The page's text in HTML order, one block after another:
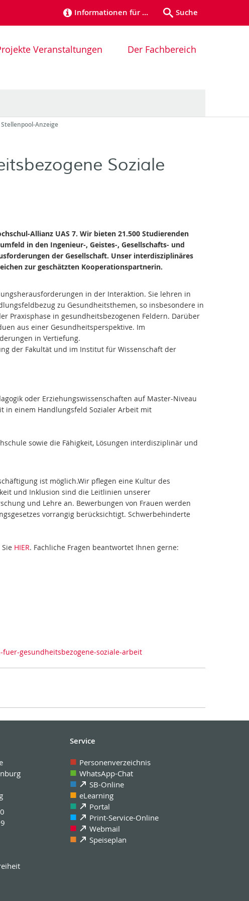
Informationen für … Suche
Veranstaltungen Der Fachbereich
Stellenpool-Anzeige
Soziale
Allianz UAS 7. Wir bieten 21.500 Studierenden
in den Ingenieur-, Geistes-, Gesellschafts- und
der Gesellschaft. Unser interdisziplinäres
zur geschätzten Kooperationspartnerin.
in der Interaktion. Sie lehren in
zu Gesundheitsthemen, so insbesondere in
Praxisphase in gesundheitsbezogenen Feldern. Darüber
aus einer Gesundheitsperspektive. Im
in Vertiefung.
der Fakultät und im Institut für Wissenschaft der
oder Erziehungswissenschaften auf Master-Niveau
in einem Handlungsfeld Sozialer Arbeit mit
sowie die Fähigkeit, Lösungen interdisziplinär und
ist möglich.Wir pflegen eine Kultur des
und Inklusion sind die Leitlinien unserer
und Lehre an. Bewerbungen von Frauen werden
vorrangig berücksichtigt. Schwerbehinderte
HIER. Fachliche Fragen beantwortet Ihnen gerne:
gesundheitsbezogene-soziale-arbeit
Service
Personenverzeichnis
WhatsApp-Chat
SB-Online
eLearning
Portal
Print-Service-Online
Webmail
Speiseplan